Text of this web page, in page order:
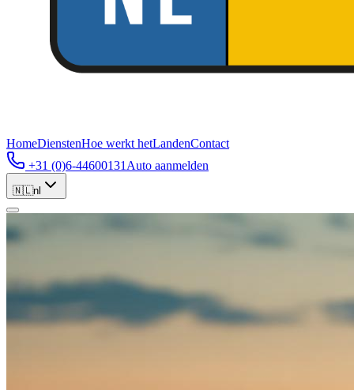
HomeDienstenHoe werkt hetLandenContact
+31 (0)6-44600131 Auto aanmelden
🇳🇱nl